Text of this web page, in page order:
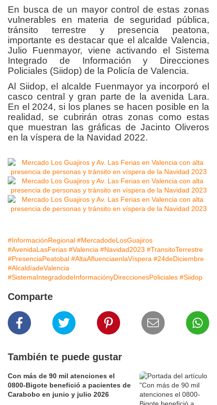
En busca de un mayor control de estas zonas
vulnerables en materia de seguridad pública,
tránsito terrestre y presencia peatona,
importante es destacar que el alcalde Valencia,
Julio Fuenmayor, viene activando el Sistema
Integrado de Información y Direcciones
Policiales (Siidop) de la Policía de Valencia.
Al Siidop, el alcalde Fuenmayor ya incorporó el
casco central y gran parte de la avenida Lara.
En el 2024, si los planes se hacen posible en la
realidad, se cubrirán otras zonas como estas
que muestran las gráficas de Jacinto Oliveros
en la víspera de la Navidad 2022.
#InformaciónRegional #MercadodeLosGuajiros
#AvenidaLasFerias #Valencia #Navidad2023 #TransitoTerrestre
#PresenciaPeatobal #AltaAfluenciaenlaVíspera #24deDiciembre
#AlcaldíadeValencia
#SistemaIntegradodeInformaciónyDireccionesPoliciales #Siidop
Comparte
También te puede gustar
Con más de 90 mil atenciones el
0800-Bigote benefició a pacientes de
Carabobo en junio y julio 2026